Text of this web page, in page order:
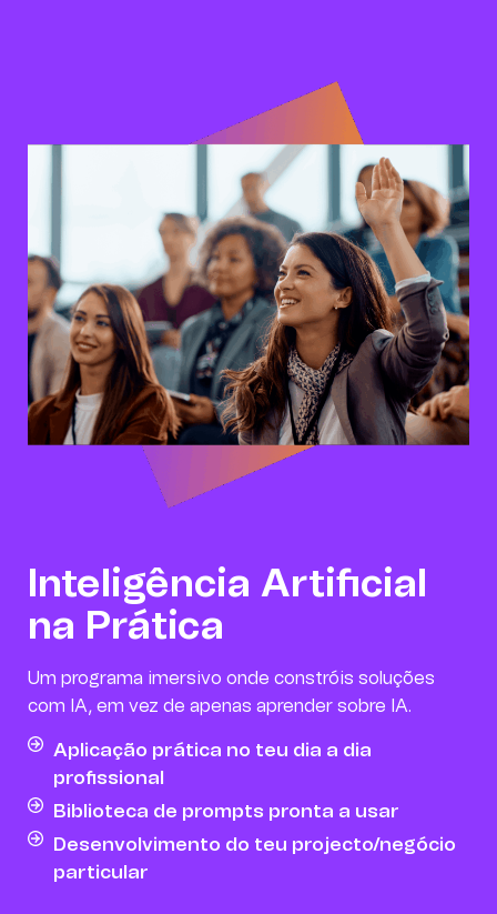
Inteligência Artificial
na Prática
Um programa imersivo onde constróis soluções
com IA, em vez de apenas aprender sobre IA.
Aplicação prática no teu dia a dia
profissional
Biblioteca de prompts pronta a usar
Desenvolvimento do teu projecto/negócio
particular